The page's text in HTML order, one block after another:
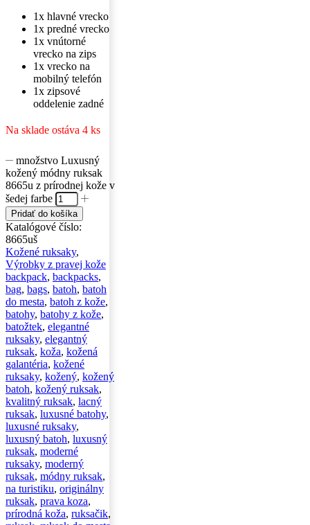
1x hlavné vrecko
1x predné vrecko
1x vnútorné
vrecko na zips
1x vrecko na
mobilný telefón
1x zipsové
oddelenie zadné
Na sklade ostáva 4 ks
množstvo Luxusný
kožený módny ruksak
8665u z prírodnej kože v
šedej farbe
Pridať do košíka
Katalógové číslo:
8665uš
Kožené ruksaky,
Výrobky z pravej kože
backpack, backpacks,
bag, bags, batoh, batoh
do mesta, batoh z kože,
batohy, batohy z kože,
batožtek, elegantné
ruksaky, elegantný
ruksak, koža, kožená
galantéria, kožené
ruksaky, kožený, kožený
batoh, kožený ruksak,
kvalitný ruksak, lacný
ruksak, luxusné batohy,
luxusné ruksaky,
luxusný batoh, luxusný
ruksak, moderné
ruksaky, moderný
ruksak, módny ruksak,
na turistiku, originálny
ruksak, prava koza,
prírodná koža, ruksačik,